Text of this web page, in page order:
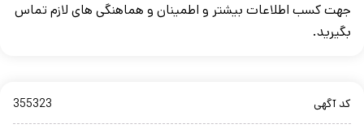
جهت کسب اطلاعات بیشتر و اطمینان و هماهنگی های لازم تماس
بگیرید.
کد آگهی 355323